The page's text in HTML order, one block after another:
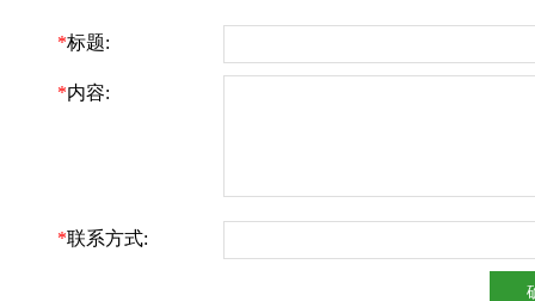
*标题:
*内容:
*联系方式: